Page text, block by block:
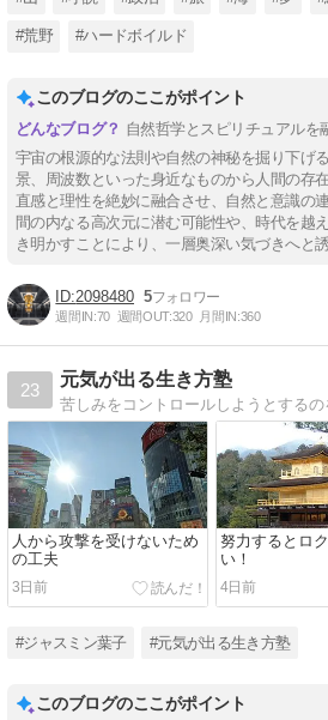
#荒野 #ハードボイルド
このブログのここがポイント
自然哲学とスピリチュアルを
宇宙の根源的な法則や自然の神秘を掘り下げ
景、周波数といった身近なものから人間の存
直感と理性を絶妙に融合させ、自然と意識の
間の内なる高次元に潜む可能性や、時代を越
き明かすことにより、一層奥深い気づきへと誘
2098480 5
週間IN:70 週間OUT:320 月間IN:360
23
元気が出る生き方塾
人から攻撃を受けないため
の工夫
3日前
努力するとロ
い！
4日前
#ジャスミン葉子 #元気が出る生き方塾
このブログのここがポイント